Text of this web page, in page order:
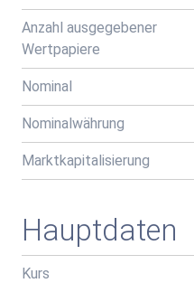
Anzahl ausgegebener
Wertpapiere
Nominal
Nominalwährung
Marktkapitalisierung
Hauptdaten
Kurs